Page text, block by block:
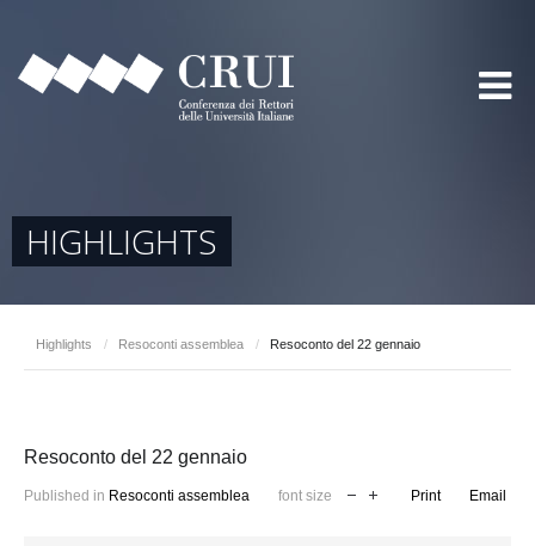
HIGHLIGHTS
Highlights / Resoconti assemblea / Resoconto del 22 gennaio
Resoconto del 22 gennaio
Published in Resoconti assemblea font size Print Email